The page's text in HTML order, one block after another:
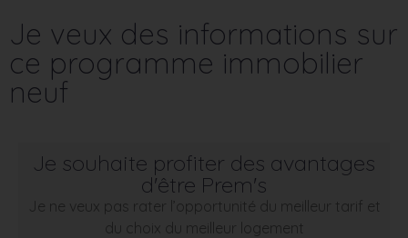
Je veux des informations sur
ce programme immobilier
neuf
Je souhaite profiter des avantages
d'être Prem's
Je ne veux pas rater l’opportunité du meilleur tarif et
du choix du meilleur logement